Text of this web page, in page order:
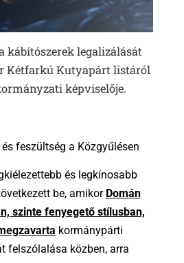
kábítószerek legalizálását
Kétfarkú Kutyapárt listáról
képviselője.
feszültség a Közgyűlésen
és legkínosabb
be, amikor Domán
szinte fenyegető stílusban,
kormánypárti
felszólalása közben, arra